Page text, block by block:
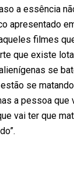
a essência
apresentado
filmes
que existe
se
se
a pessoa
vai ter que